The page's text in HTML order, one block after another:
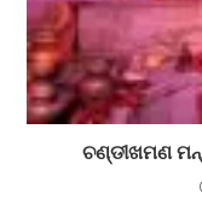
ଚଣ୍ଡୀଖମଣ